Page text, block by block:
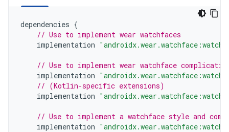
dependencies {
// Use to implement wear watchfaces
implementation
// Use to implement wear watchface
implementation
// (Kotlin-specific extensions)
implementation
// Use to implement a watchface style and
implementation